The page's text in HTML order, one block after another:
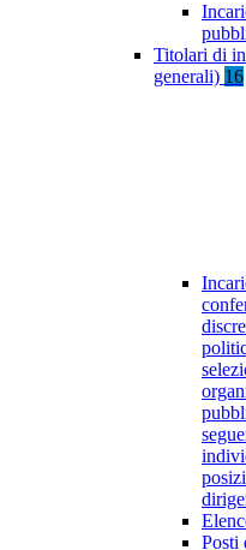
Titolari di
generali) 16
Posti